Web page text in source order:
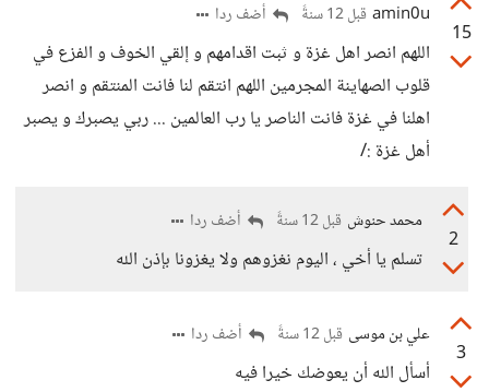
15
amin0u قبل 12 سنةً أضف ردا
اللهم انصر اهل غزة و ثبت اقدامهم و إلقي الخوف و الفزع في
قلوب الصهاينة المجرمين اللهم انتقم لنا فانت المنتقم و انصر
اهلنا في غزة فانت الناصر يا رب العالمين ... ربي يصبرك و يصبر
أهل غزة :/
2
محمد حنوش قبل 12 سنةً أضف ردا
تسلم يا أخي ، اليوم نغزوهم ولا يغزونا بإذن الله
3
علي بن موسى قبل 12 سنةً أضف ردا
أسأل الله أن يعوضك خيرا فيه